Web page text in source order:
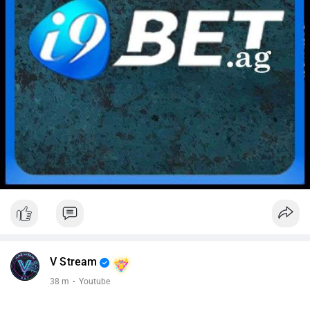
V Stream
38 m · Youtube